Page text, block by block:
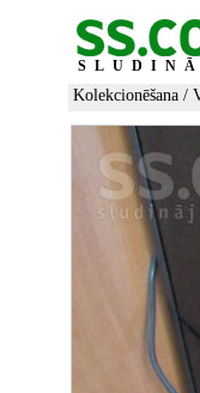
Kolekcionēšana /